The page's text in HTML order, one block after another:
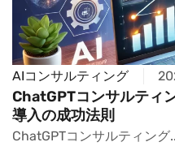
AIコンサルティング
ChatGPTコンサルティ
導入の成功法則
ChatGPTコンサルティング